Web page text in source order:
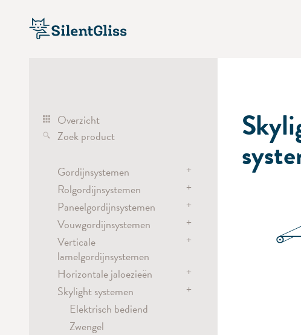
Overzicht
Zoek product
Gordijnsystemen
+
Gordijnsystemen
Elektrisch bediend
Handbediend
Koordbediend
Separatiesystemen
Handbediend
Metropole
Handbediend
Rolgordijnsystemen
+
Rolgordijnsystemen
Elektrisch bediend
Accu
Kettingbediend
Veerbediend
Dim-out systemen
Elektrisch bediend
Kettingbediend
Paneelgordijnsystemen
+
Paneelsysteem
Handbediend
Elektrisch bediend
Flex systeem
Handbediend
Vouwgordijnsystemen
+
Elektrisch bediend
Accu
Kettingbediend
Verticale
lamelgordijnsystemen
+
Elektrisch bediend
Kettingbediend
Horizontale jaloezieën
+
Elektrisch bediend
Kettingbediend
Koordbediend
Skylight systemen
+
Elektrisch bediend
Zwengel